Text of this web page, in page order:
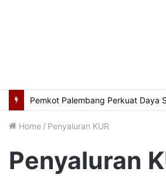
Home / Penyaluran KUR
Penyaluran